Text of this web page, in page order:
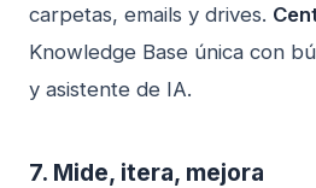
carpetas, emails y drives.
Knowledge Base única con
y asistente de IA.
7. Mide, itera, mejora